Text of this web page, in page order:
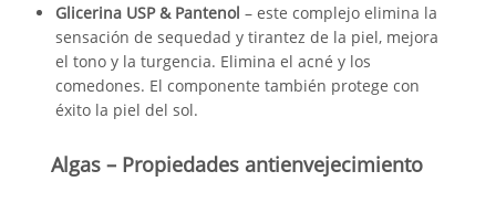
Glicerina USP & Pantenol – este complejo elimina la
sensación de sequedad y tirantez de la piel, mejora
el tono y la turgencia. Elimina el acné y los
comedones. El componente también protege con
éxito la piel del sol.
Algas – Propiedades antienvejecimiento